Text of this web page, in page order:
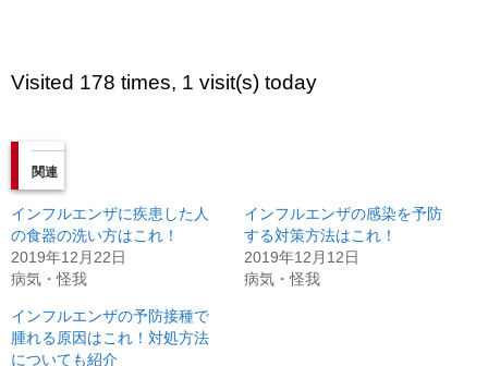
Visited 178 times, 1 visit(s) today
関連
インフルエンザに疾患した人
の食器の洗い方はこれ！
2019年12月22日
病気・怪我
インフルエンザの感染を予防
する対策方法はこれ！
2019年12月12日
病気・怪我
インフルエンザの予防接種で
腫れる原因はこれ！対処方法
についても紹介